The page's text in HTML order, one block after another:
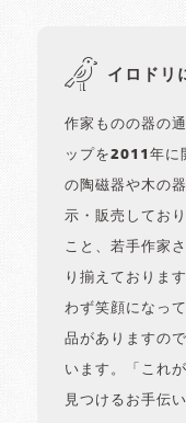
イロドリ
作家ものの器の
ップを2011年に
の陶磁器や木の
示・販売してお
こと、若手作家
り揃えておりま
わず笑顔になっ
品がありますの
います。「これ
見つけるお手伝